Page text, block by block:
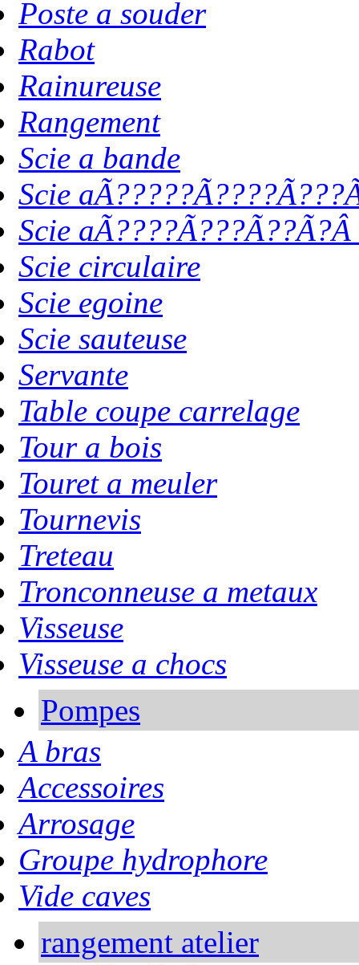
Poste a souder
Rabot
Rainureuse
Rangement
Scie a bande
Scie
Scie
Scie circulaire
Scie egoine
Scie sauteuse
Servante
Table coupe carrelage
Tour a bois
Touret a meuler
Tournevis
Treteau
Tronconneuse a metaux
Visseuse
Visseuse a chocs
Pompes
A bras
Accessoires
Arrosage
Groupe hydrophore
Vide caves
rangement atelier